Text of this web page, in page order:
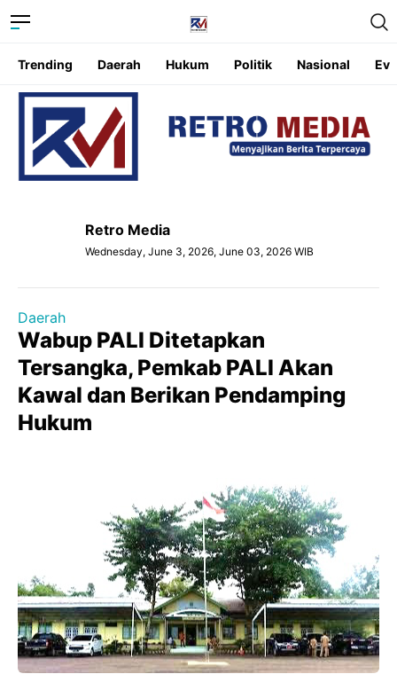
Trending Daerah Hukum Politik Nasional
Retro Media
Wednesday, June 3, 2026, June 03, 2026 WIB
Daerah
Wabup PALI Ditetapkan
Tersangka, Pemkab PALI Akan
Kawal dan Berikan Pendamping
Hukum